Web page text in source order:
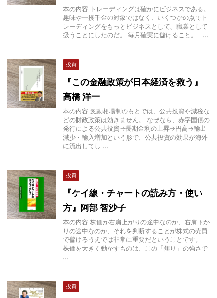
本の内容 トレーディングは確かにビジネスである。
趣味や一攫千金の対象ではなく、いくつかの点でト
レーディングをもっとビジネスとして、職業として
扱うことにしたのだ。 毎月確実に儲けること。 ...
投資
『この金融政策が日本経済を救う』
高橋 洋一
本の内容 変動相場制のもとでは、公共投資や減税な
どの財政政策は効きません。 なぜなら、赤字国債の
発行による公共投資→長期金利の上昇→円高→輸出
減少・輸入増加という形で、公共投資の効果が海外
に流出してし ...
投資
『ケイ線・チャートの読み方・使い
方』阿部 智沙子
本の内容 株価が右肩上がりの途中なのか、右肩下が
りの途中なのか、それを判断することが株式の売買
で儲けるうえでは非常に重要だということです。
株価を大きく動かすものは、この「焦り」の強さで
...
投資